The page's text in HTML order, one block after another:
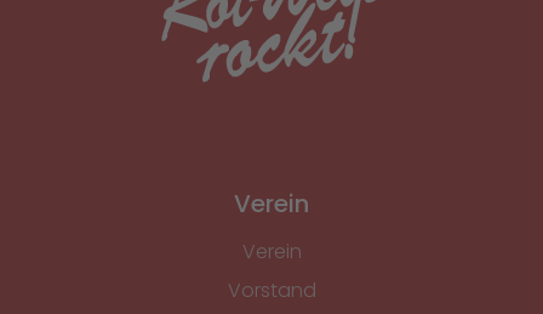
Verein
Verein
Vorstand